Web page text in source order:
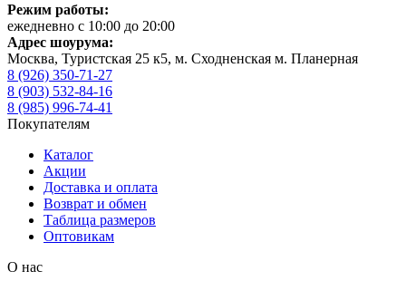
Режим работы:
ежедневно с 10:00 до 20:00
Адрес шоурума:
Москва, Туристская 25 к5, м. Сходненская м. Планерная
8 (926) 350-71-27
8 (903) 532-84-16
8 (985) 996-74-41
Покупателям
Каталог
Акции
Доставка и оплата
Возврат и обмен
Таблица размеров
Оптовикам
О нас